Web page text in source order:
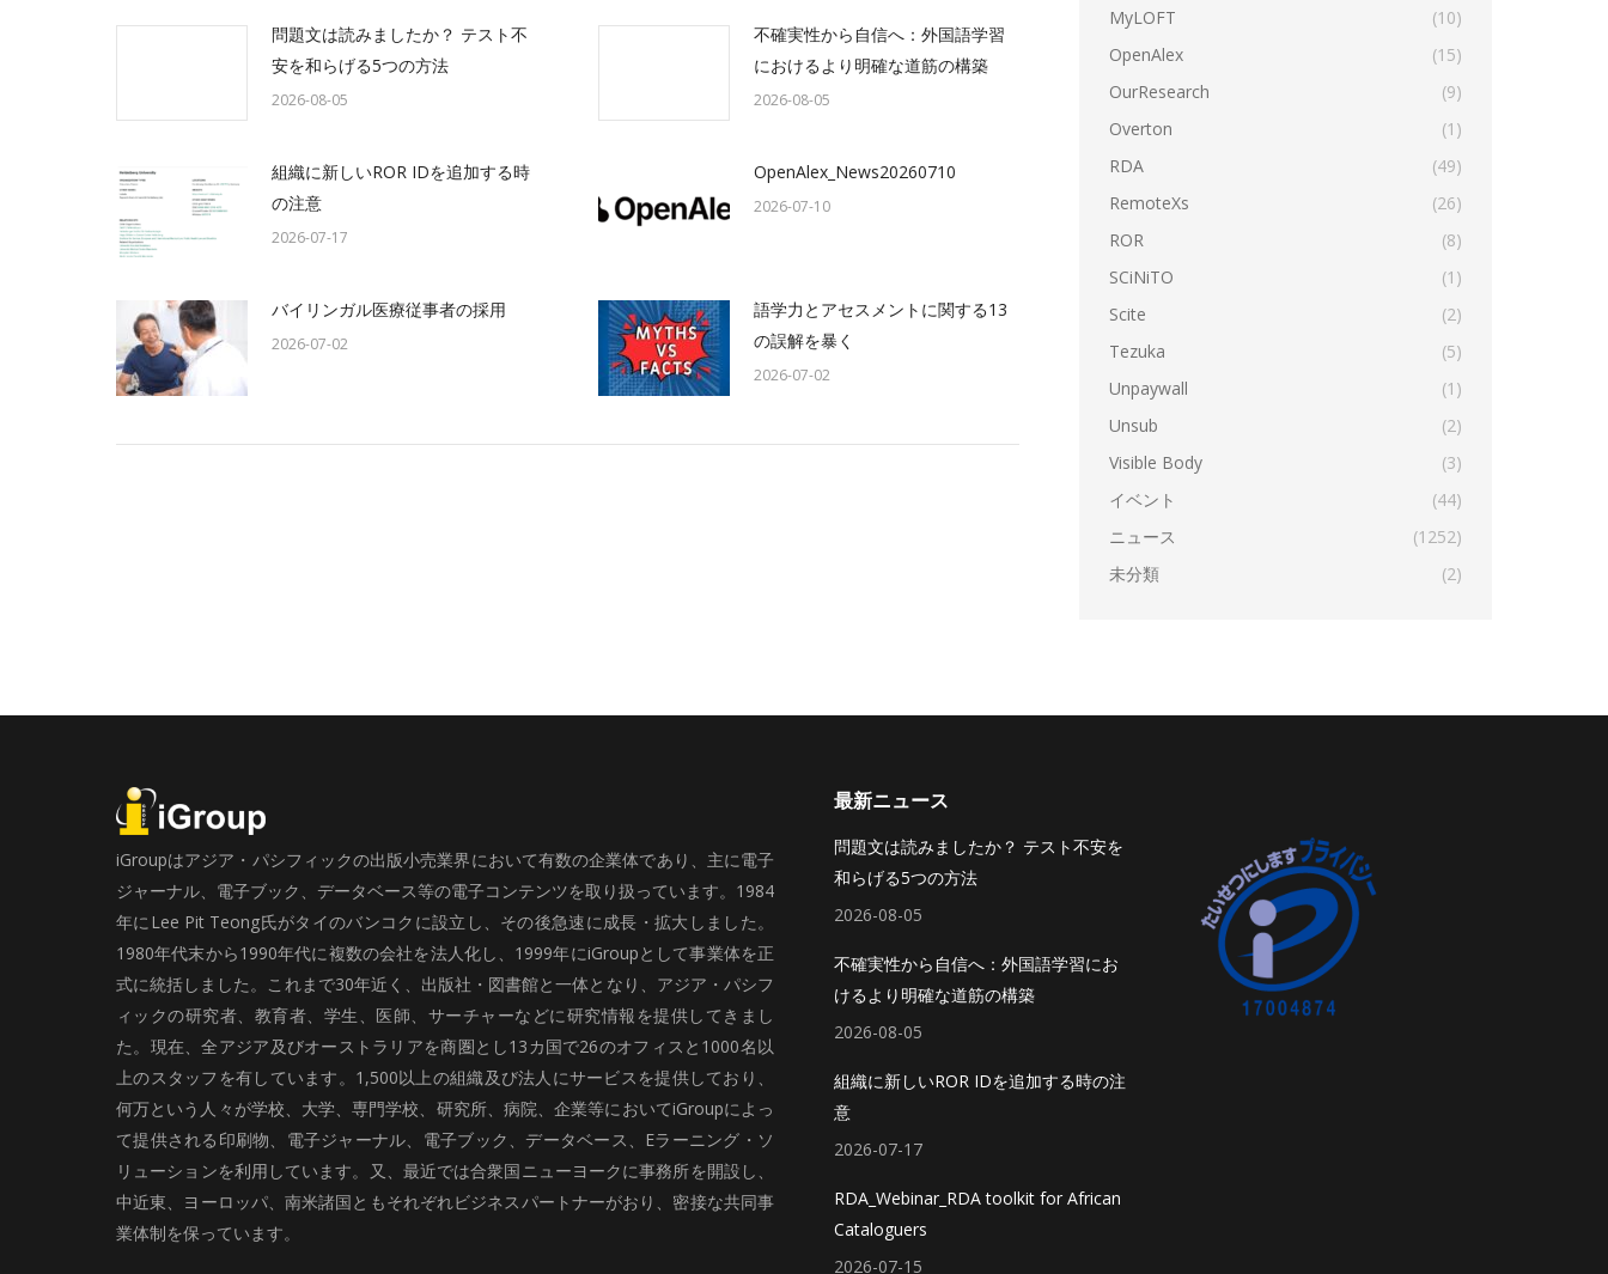
問題文は読みましたか？ テスト不
安を和らげる5つの方法
2026-08-05
不確実性から自信へ：外国語学習
におけるより明確な道筋の構築
2026-08-05
組織に新しいROR IDを追加する時
の注意
2026-07-17
OpenAlex_News20260710
2026-07-10
バイリンガル医療従事者の採用
2026-07-02
語学力とアセスメントに関する13
の誤解を暴く
2026-07-02
MyLOFT
(10)
OpenAlex
(15)
OurResearch
(9)
Overton
(1)
RDA
(49)
RemoteXs
(26)
ROR
(8)
SCiNiTO
(1)
Scite
(2)
Tezuka
(5)
Unpaywall
(1)
Unsub
(2)
Visible Body
(3)
イベント
(44)
ニュース
(1252)
未分類
(2)
iGroupはアジア・パシフィックの出版小売業界において有数の企業体であり、主に電子
ジャーナル、電子ブック、データベース等の電子コンテンツを取り扱っています。1984
年にLee Pit Teong氏がタイのバンコクに設立し、その後急速に成長・拡大しました。
1980年代末から1990年代に複数の会社を法人化し、1999年にiGroupとして事業体を正
式に統括しました。これまで30年近く、出版社・図書館と一体となり、アジア・パシフ
ィックの研究者、教育者、学生、医師、サーチャーなどに研究情報を提供してきまし
た。現在、全アジア及びオーストラリアを商圏とし13カ国で26のオフィスと1000名以
上のスタッフを有しています。1,500以上の組織及び法人にサービスを提供しており、
何万という人々が学校、大学、専門学校、研究所、病院、企業等においてiGroupによっ
て提供される印刷物、電子ジャーナル、電子ブック、データベース、Eラーニング・ソ
リューションを利用しています。又、最近では合衆国ニューヨークに事務所を開設し、
中近東、ヨーロッパ、南米諸国ともそれぞれビジネスパートナーがおり、密接な共同事
業体制を保っています。
最新ニュース
問題文は読みましたか？ テスト不安を
和らげる5つの方法
2026-08-05
不確実性から自信へ：外国語学習にお
けるより明確な道筋の構築
2026-08-05
組織に新しいROR IDを追加する時の注
意
2026-07-17
RDA_Webinar_RDA toolkit for African
Cataloguers
2026-07-15